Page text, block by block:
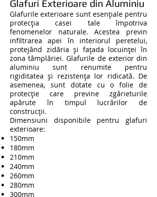
Glafuri Exterioare din Aluminiu
Glafurile exterioare sunt esențiale pentru
protecția casei tale împotriva
fenomenelor naturale. Acestea previn
infiltrarea apei în interiorul peretelui,
protejând zidăria și fațada locuinței în
zona tâmplăriei. Glafurile de exterior din
aluminiu sunt renumite pentru
rigiditatea și rezistența lor ridicată. De
asemenea, sunt dotate cu o folie de
protecție care previne zgârieturile
apărute în timpul lucrărilor de
construcții.
Dimensiuni disponibile pentru glafuri
exterioare:
150mm
180mm
210mm
240mm
260mm
280mm
300mm